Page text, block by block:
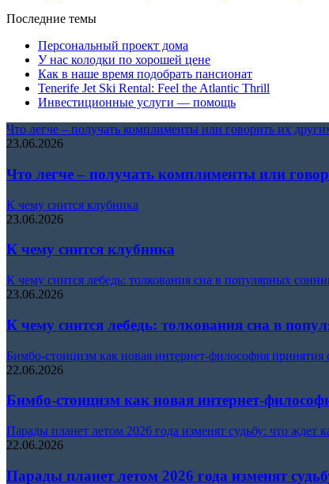
Последние темы
Персональный проект дома
У нас колодки по хорошей цене
Как в наше время подобрать пансионат
Tenerife Jet Ski Rental: Feel the Atlantic Thrill
Инвестиционные услуги — помощь
Что легче – получать комплименты или говорить их
23.06.2026
Что легче – получать комплименты или
К чему снится клубника
23.06.2026
К чему снится клубника
К чему снится лебедь: толкования сна в популярных
23.06.2026
К чему снится лебедь: толкования сна в
Бимбо-стоицизм как новая интернет-философия принятия
22.06.2026
Бимбо-стоицизм как новая интернет-
Парады планет летом 2026 года изменят судьбу: что ждет
22.06.2026
Парады планет летом 2026 года изменят